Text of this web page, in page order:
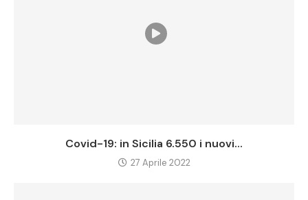
Covid-19: in Sicilia 6.550 i nuovi...
27 Aprile 2022